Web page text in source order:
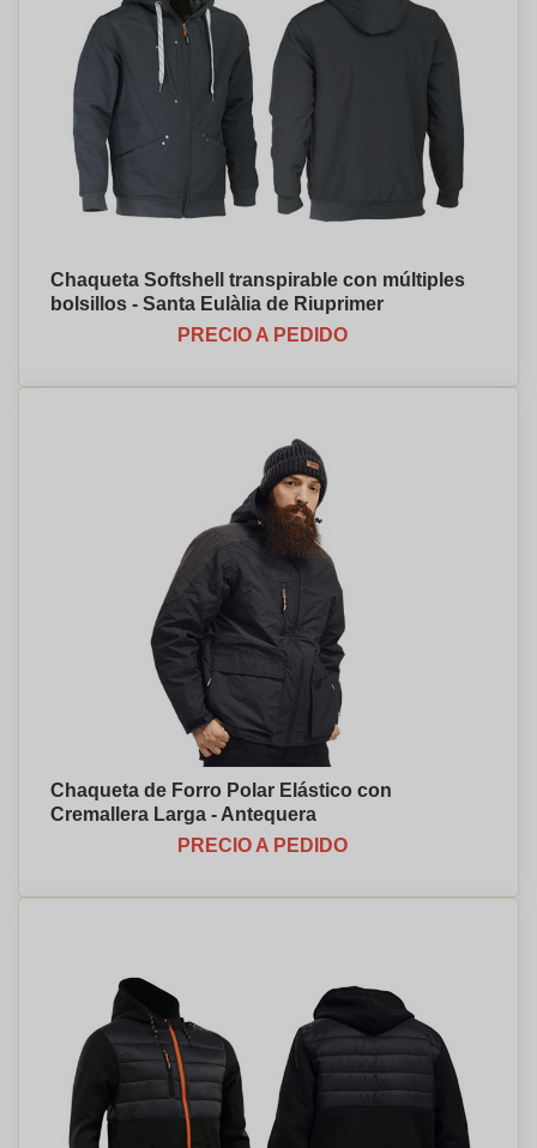
Chaqueta Softshell transpirable con múltiples
bolsillos - Santa Eulàlia de Riuprimer
PRECIO A PEDIDO
Chaqueta de Forro Polar Elástico con
Cremallera Larga - Antequera
PRECIO A PEDIDO